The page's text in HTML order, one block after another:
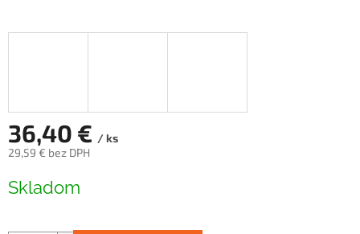
36,40 € / ks
29,59 € bez DPH
cena:
Skladom